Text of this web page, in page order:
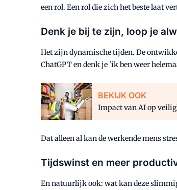
een rol. Een rol die zich het beste laat
Denk je bij te zijn, loop je
Het zijn dynamische tijden. De
ChatGPT en denk je 'ik ben weer
BEKIJK OOK
Impact van AI op
Dat alleen al kan de werkende mens
Tijdswinst en meer
En natuurlijk ook: wat kan deze